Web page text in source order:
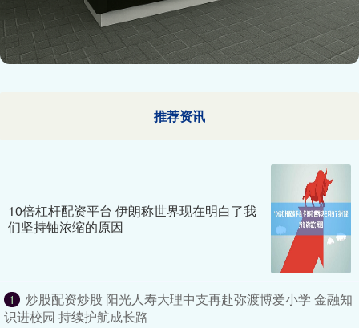
推荐资讯
10倍杠杆配资平台 伊朗称世界现在明白了我
们坚持铀浓缩的原因
1
炒股配资炒股 阳光人寿大理中支再赴弥渡博爱小学 金融知
识进校园 持续护航成长路